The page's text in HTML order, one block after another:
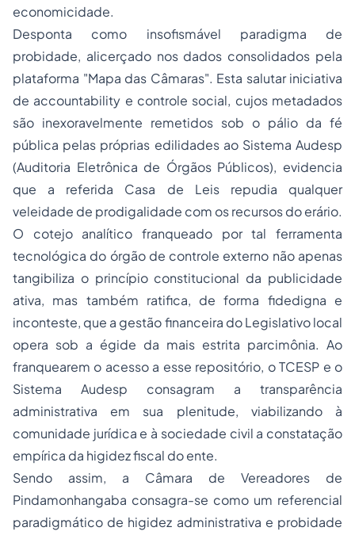
economicidade.
Desponta como insofismável paradigma de
probidade, alicerçado nos dados consolidados pela
plataforma "Mapa das Câmaras". Esta salutar iniciativa
de accountability e controle social, cujos metadados
são inexoravelmente remetidos sob o pálio da fé
pública pelas próprias edilidades ao Sistema Audesp
(Auditoria Eletrônica de Órgãos Públicos), evidencia
que a referida Casa de Leis repudia qualquer
veleidade de prodigalidade com os recursos do erário.
O cotejo analítico franqueado por tal ferramenta
tecnológica do órgão de controle externo não apenas
tangibiliza o princípio constitucional da publicidade
ativa, mas também ratifica, de forma fidedigna e
inconteste, que a gestão financeira do Legislativo local
opera sob a égide da mais estrita parcimônia. Ao
franquearem o acesso a esse repositório, o TCESP e o
Sistema Audesp consagram a transparência
administrativa em sua plenitude, viabilizando à
comunidade jurídica e à sociedade civil a constatação
empírica da higidez fiscal do ente.
Sendo assim, a Câmara de Vereadores de
Pindamonhangaba consagra-se como um referencial
paradigmático de higidez administrativa e probidade